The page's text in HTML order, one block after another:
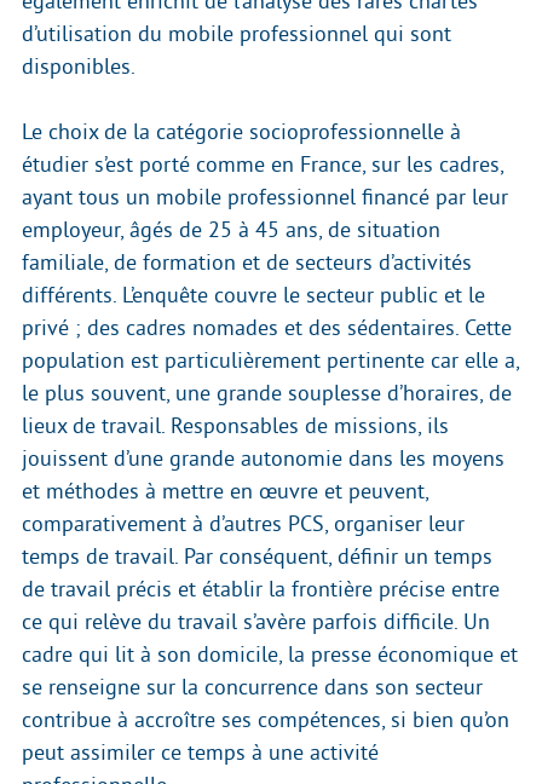
d’utilisation du mobile professionnel qui sont
disponibles.
Le choix de la catégorie socioprofessionnelle à
étudier s’est porté comme en France, sur les cadres,
ayant tous un mobile professionnel financé par leur
employeur, âgés de 25 à 45 ans, de situation
familiale, de formation et de secteurs d’activités
différents. L’enquête couvre le secteur public et le
privé ; des cadres nomades et des sédentaires. Cette
population est particulièrement pertinente car elle a,
le plus souvent, une grande souplesse d’horaires, de
lieux de travail. Responsables de missions, ils
jouissent d’une grande autonomie dans les moyens
et méthodes à mettre en œuvre et peuvent,
comparativement à d’autres PCS, organiser leur
temps de travail. Par conséquent, définir un temps
de travail précis et établir la frontière précise entre
ce qui relève du travail s’avère parfois difficile. Un
cadre qui lit à son domicile, la presse économique et
se renseigne sur la concurrence dans son secteur
contribue à accroître ses compétences, si bien qu’on
peut assimiler ce temps à une activité